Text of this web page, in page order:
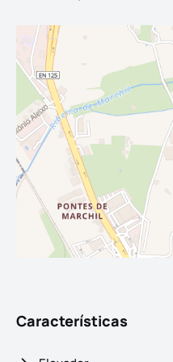
Características